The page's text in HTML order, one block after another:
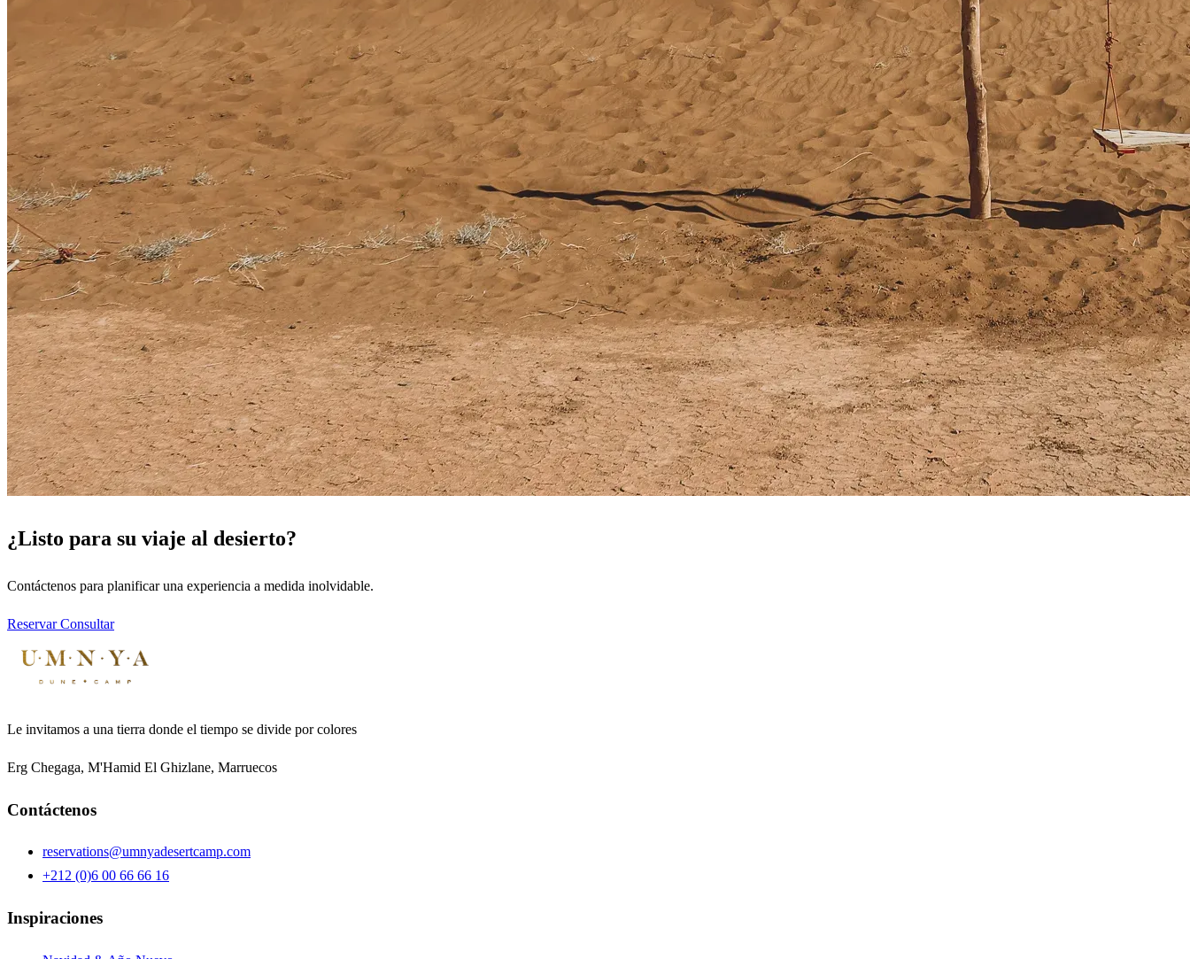
¿Listo para su viaje al desierto?
Contáctenos para planificar una experiencia a medida inolvidable.
ReservarConsultar
Le invitamos a una tierra donde el tiempo se divide por colores
Erg Chegaga, M'Hamid El Ghizlane, Marruecos
Contáctenos
reservations@umnyadesertcamp.com
+212 (0)6 00 66 66 16
Inspiraciones